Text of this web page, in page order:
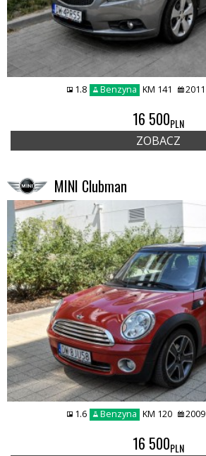
1.8 Benzyna KM 141 2011
16 500PLN
ZOBACZ
MINI Clubman
1.6 Benzyna KM 120 2009
16 500PLN